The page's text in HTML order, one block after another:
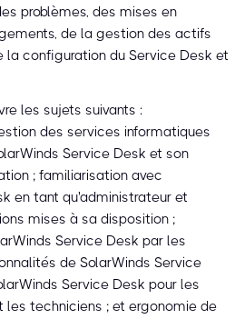
problèmes, des mises en
de la gestion des actifs
la configuration du Service Desk et
les sujets suivants :
des services informatiques
Service Desk et son
; familiarisation avec
en tant qu'administrateur et
mises à sa disposition ;
Service Desk par les
de SolarWinds Service
Service Desk pour les
les techniciens ; et ergonomie de